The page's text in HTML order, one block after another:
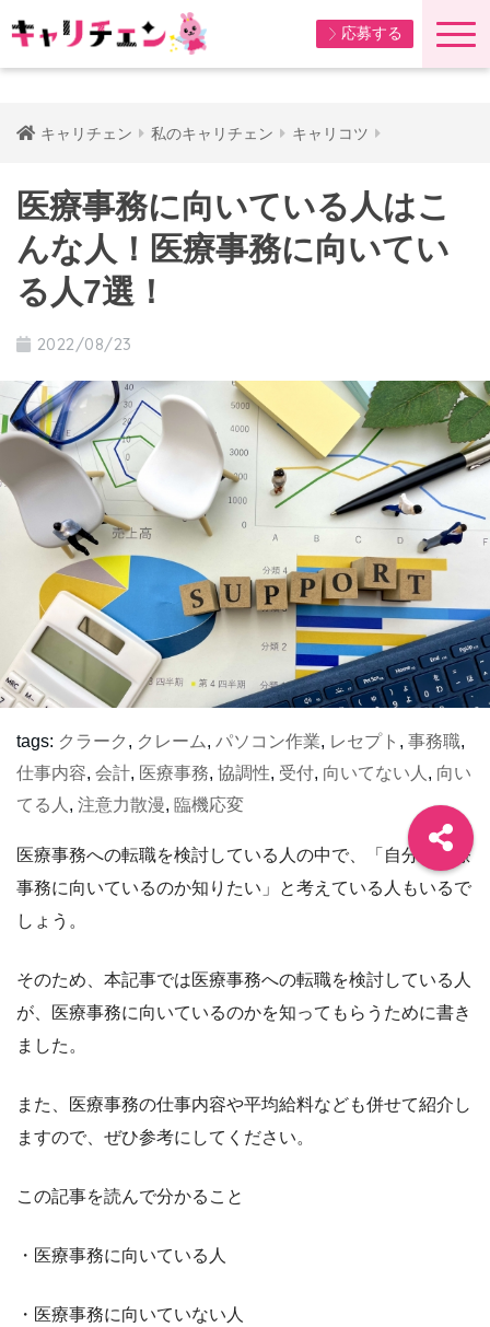
応募する
キャリチェン 私のキャリチェン キャリコツ
医療事務に向いている人はこ
んな人！医療事務に向いてい
る人7選！
2022/08/23
tags: クラーク , クレーム, パソコン作業, レセプト , 事務職,
仕事内容, 会計, 医療事務, 協調性, 受付, 向いてない人 , 向い
てる人 , 注意力散漫, 臨機応変
医療事務への転職を検討している人の中で、「自分は医療
事務に向いているのか知りたい」と考えている人もいるで
しょう。
そのため、本記事では医療事務への転職を検討している人
が、医療事務に向いているのかを知ってもらうために書き
ました。
また、医療事務の仕事内容や平均給料なども併せて紹介し
ますので、ぜひ参考にしてください。
この記事を読んで分かること
・医療事務に向いている人
・医療事務に向いていない人